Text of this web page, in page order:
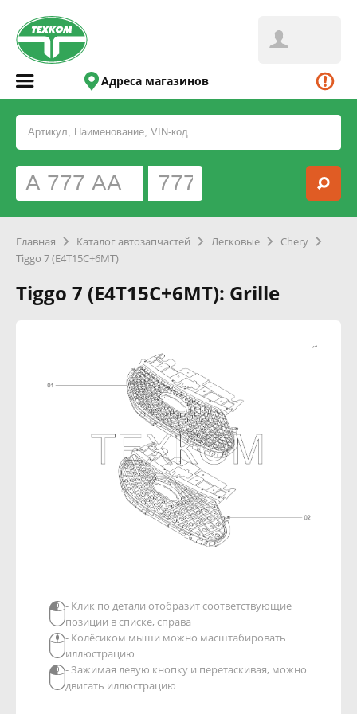
Адреса магазинов
Главная Каталог автозапчастей Легковые
Chery
Tiggo 7 (E4T15C+6MT)
Tiggo 7 (E4T15C+6MT): Grille
- Клик по детали отобразит соответствующие
позиции в списке, справа
- Колёсиком мыши можно масштабировать
иллюстрацию
- Зажимая левую кнопку и перетаскивая, можно
двигать иллюстрацию